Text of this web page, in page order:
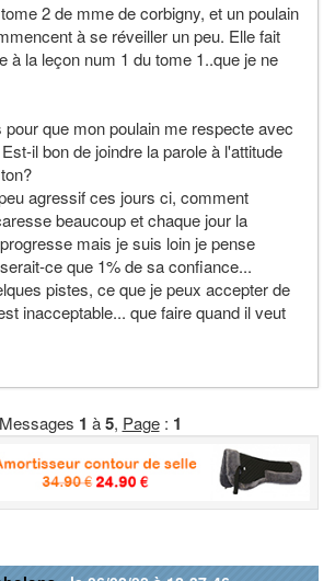
2 de mme de corbigny, et un poulain
à se réveiller un peu. Elle fait
à la leçon num 1 du tome 1..que je ne
que mon poulain me respecte avec
il bon de joindre la parole à l'attitude
agressif ces jours ci, comment
beaucoup et chaque jour la
mais je suis loin je pense
ce que 1% de sa confiance...
pistes, ce que je peux accepter de
inacceptable... que faire quand il veut
Messages 1 à5, Page: 1